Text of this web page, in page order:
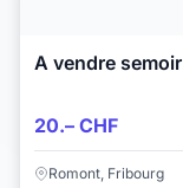
A vendre semoir
20.– CHF
Romont, Fribourg